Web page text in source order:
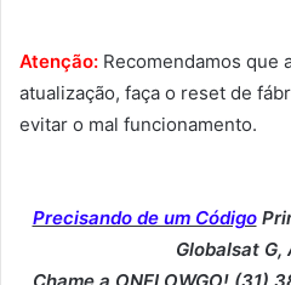
Atenção: Recomendamos que
atualização, faça o reset de
evitar o mal funcionamento.
Precisando de um Código
Globalsat G,